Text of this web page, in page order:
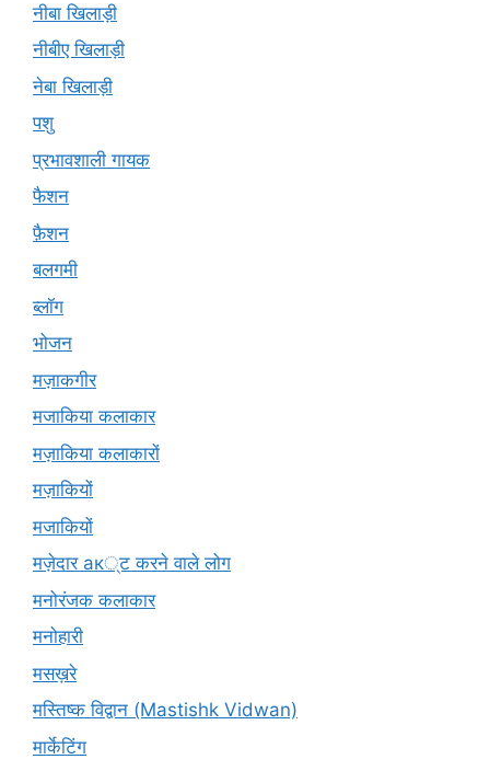
नीबा खिलाड़ी
नीबीए खिलाड़ी
नेबा खिलाड़ी
पशु
प्रभावशाली गायक
फैशन
फ़ैशन
बलगमी
ब्लॉग
भोजन
मज़ाकगीर
मजाकिया कलाकार
मज़ाकिया कलाकारों
मज़ाकियों
मजाकियों
मज़ेदार ак्ट करने वाले लोग
मनोरंजक कलाकार
मनोहारी
मसख़रे
मस्तिष्क विद्वान (Mastishk Vidwan)
मार्केटिंग